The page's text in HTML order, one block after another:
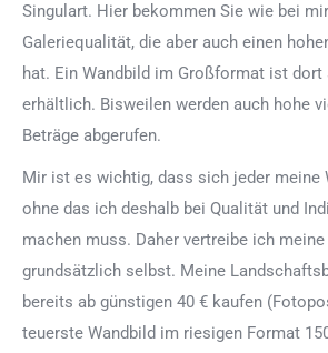
Singulart. Hier bekommen Sie wie bei
Galeriequalität, die aber auch einen
hat. Ein Wandbild im Großformat ist dort
erhältlich. Bisweilen werden auch hohe
Beträge abgerufen.
Mir ist es wichtig, dass sich jeder meine
ohne das ich deshalb bei Qualität und
machen muss. Daher vertreibe ich
grundsätzlich selbst. Meine
bereits ab günstigen 40 € kaufen
teuerste Wandbild im riesigen Format